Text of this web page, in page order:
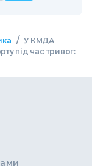
/ У КМДА
під час тривог: